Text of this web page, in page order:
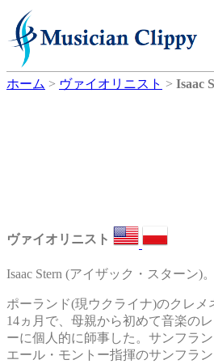
ホーム > ヴァイオリニスト > Isaac
ヴァイオリニスト
Isaac Stern (アイザック・スターン)
ポーランド(現ウクライナ)のクレ
14ヵ月で、母親から初めて音楽の
ーに個人的に師事した。サンフラ
エール・モントー指揮のサンフラ